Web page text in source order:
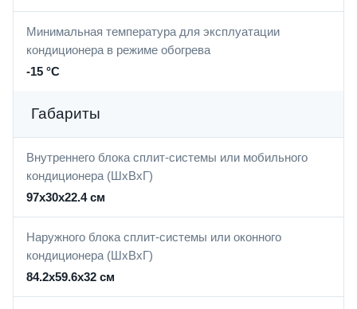
Минимальная температура для эксплуатации
кондиционера в режиме обогрева
-15 °С
Габариты
Внутреннего блока сплит-системы или мобильного
кондиционера (ШxВxГ)
97x30x22.4 см
Наружного блока сплит-системы или оконного
кондиционера (ШxВxГ)
84.2x59.6x32 см